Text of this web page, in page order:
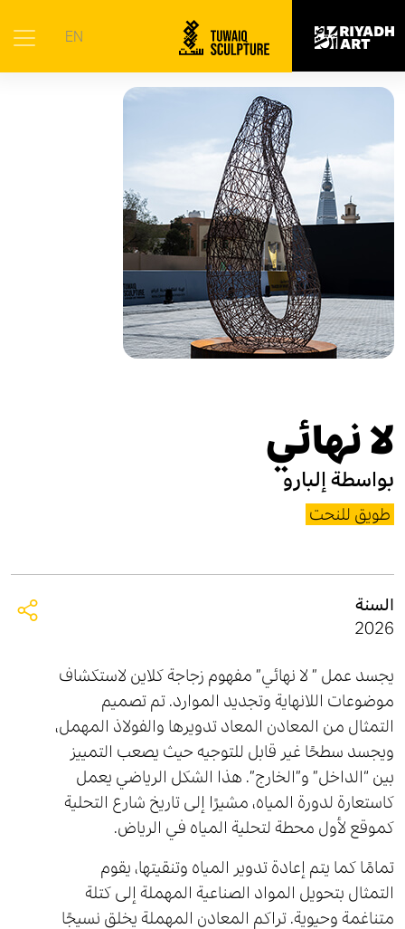
EN الرئيسية | الأعمال الفنية لا نهائي
لا نهائي
بواسطة إلبارو
طويق للنحت
السنة
2026
يجسد عمل ” لا نهائي” مفهوم زجاجة كلاين لاستكشاف
موضوعات اللانهاية وتجديد الموارد. تم تصميم
التمثال من المعادن المعاد تدويرها والفولاذ المهمل،
ويجسد سطحًا غير قابل للتوجيه حيث يصعب التمييز
بين “الداخل” و”الخارج”. هذا الشكل الرياضي يعمل
كاستعارة لدورة المياه، مشيرًا إلى تاريخ شارع التحلية
كموقع لأول محطة لتحلية المياه في الرياض.
تمامًا كما يتم إعادة تدوير المياه وتنقيتها، يقوم
التمثال بتحويل المواد الصناعية المهملة إلى كتلة
متناغمة وحيوية. تراكم المعادن المهملة يخلق نسيجًا